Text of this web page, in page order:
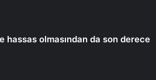
olmasından da son derece